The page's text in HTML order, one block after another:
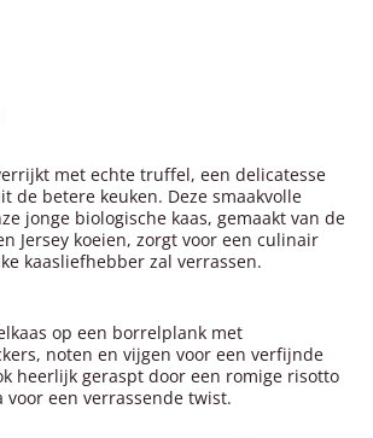
met echte truffel, een delicatesse
de betere keuken. Deze smaakvolle
jonge biologische kaas, gemaakt van de
Jersey koeien, zorgt voor een culinair
kaasliefhebber zal verrassen.
op een borrelplank met
noten en vijgen voor een verfijnde
heerlijk geraspt door een romige risotto
voor een verrassende twist.